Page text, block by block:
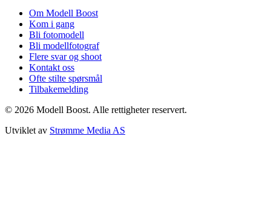
Om Modell Boost
Kom i gang
Bli fotomodell
Bli modellfotograf
Flere svar og shoot
Kontakt oss
Ofte stilte spørsmål
Tilbakemelding
© 2026 Modell Boost. Alle rettigheter reservert.
Utviklet av Strømme Media AS